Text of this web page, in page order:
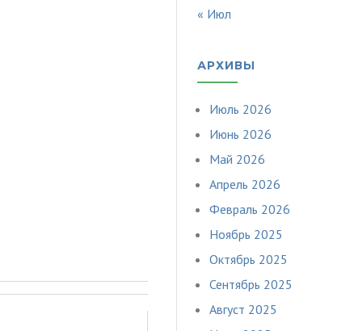
« Июл
АРХИВЫ
Июль 2026
Июнь 2026
Май 2026
Апрель 2026
Февраль 2026
Ноябрь 2025
Октябрь 2025
Сентябрь 2025
Август 2025